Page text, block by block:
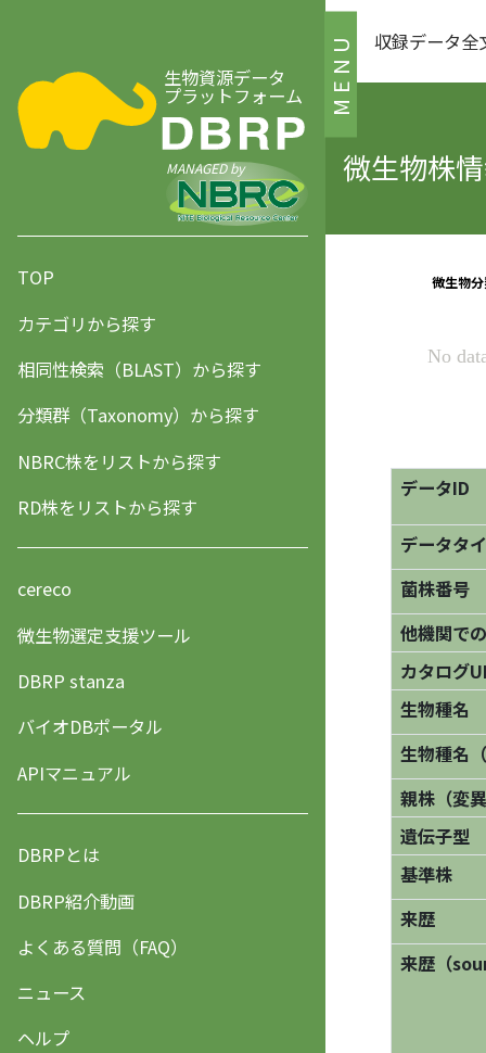
MENU
生物資源データ
プラットフォーム
MANAGED by
TOP
カテゴリから探す
相同性検索（BLAST）から探す
分類群（Taxonomy）から探す
NBRC株をリストから探す
RD株をリストから探す
cereco
微生物選定支援ツール
DBRP stanza
バイオDBポータル
APIマニュアル
DBRPとは
DBRP紹介動画
よくある質問（FAQ）
ニュース
ヘルプ
収録データ全
微生物株
データID
データタ
菌株番号
他機関で
カタログ
生物種名
生物種名
親株（変
遺伝子型
基準株
来歴
来歴（